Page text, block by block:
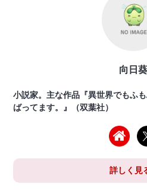
向日葵
小説家。主な作品『異世界でもふ
ばってます。』（双葉社）
詳しく見